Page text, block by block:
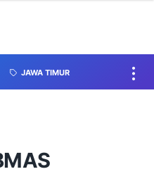
JAWA TIMUR